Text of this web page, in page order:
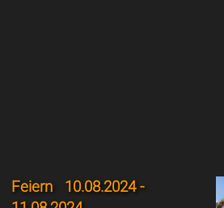
Feiern10.08.2024 -